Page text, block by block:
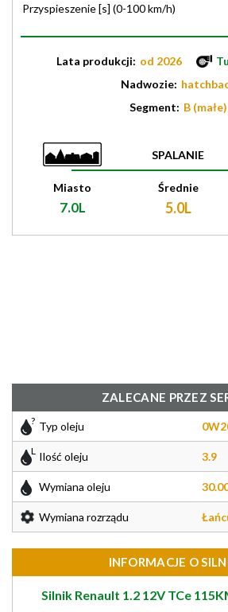
Przyspieszenie [s] (0-100 km/h)
Lata produkcji: od 2026
Nadwozie:
Segment: B (małe)
SPALANIE
Miasto
7.0L
Średnie
5.0L
ZALECANE PRZEZ
Typ oleju
Ilość oleju 3.9
Wymiana oleju
Wymiana rozrządu
INFORMACJE O
Silnik Renault 1.2 12V TCe